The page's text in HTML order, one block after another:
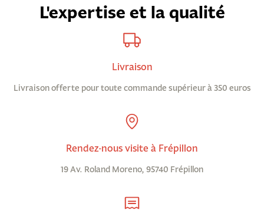
L'expertise et la qualité
Livraison
Livraison offerte pour toute commande supérieur à 350 euros
Rendez-nous visite à Frépillon
19 Av. Roland Moreno, 95740 Frépillon